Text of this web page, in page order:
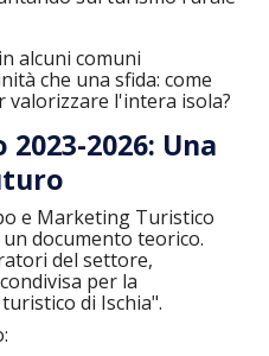
alcuni comuni
che una sfida: come
l'intera isola?
2026: Una
e Marketing Turistico
documento teorico.
del settore,
per la
di Ischia".